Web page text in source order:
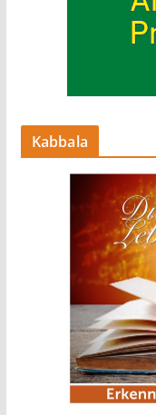
Kabbala